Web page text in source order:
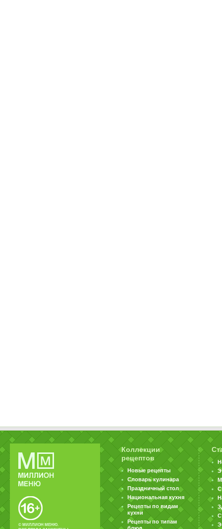
© МИЛЛИОН МЕНЮ.
Коллекции
рецептов
Новые рецепты
Словарь кулинара
Праздничный стол
Национальная кухня
Рецепты по видам
кухни
Рецепты по типам